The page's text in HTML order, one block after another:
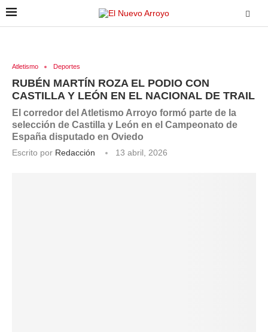
Atletismo Deportes
RUBÉN MARTÍN ROZA EL PODIO CON
CASTILLA Y LEÓN EN EL NACIONAL DE TRAIL
El corredor del Atletismo Arroyo formó parte de la
selección de Castilla y León en el Campeonato de
España disputado en Oviedo
Escrito por Redacción 13 abril, 2026